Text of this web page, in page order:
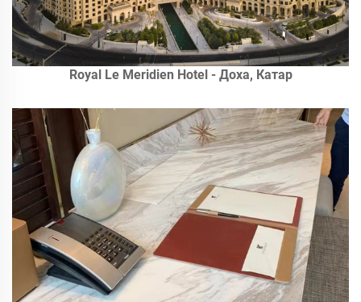
Royal Le Meridien Hotel - Доха, Катар